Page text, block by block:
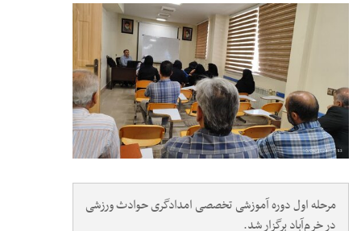
مرحله اول دوره آموزشی تخصصی امدادگری حوادث ورزشی
در خرم‌آباد برگزار شد.